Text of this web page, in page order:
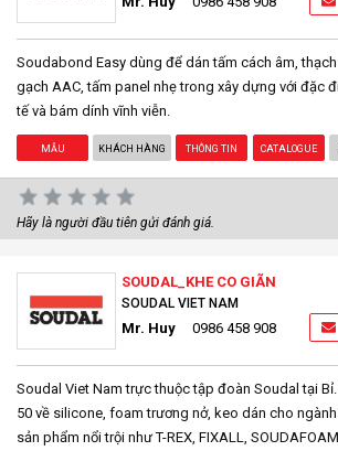
Soudabond Easy dùng để dán tấm cách âm,
gạch AAC, tấm panel nhẹ trong xây dựng với đặc
tế và bám dính vĩnh viễn.
MẪU KHÁCH HÀNG THÔNG TIN CATALOGUE
Hãy là người đầu tiên gửi đánh giá.
SOUDAL_KHE CO GIÃN
SOUDAL VIET NAM
Mr. Huy 0986 458 908
Soudal Viet Nam trực thuộc tập đoàn Soudal tại
50 về silicone, foam trương nở, keo dán cho
sản phẩm nổi trội như T-REX, FIXALL,